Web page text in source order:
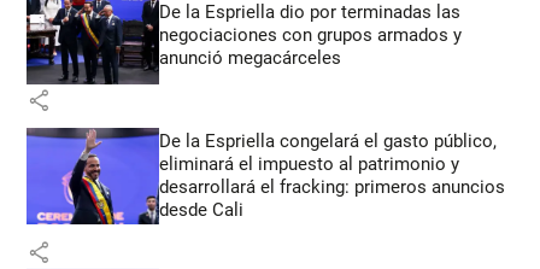
De la Espriella dio por terminadas las
negociaciones con grupos armados y
anunció megacárceles
share
De la Espriella congelará el gasto público,
eliminará el impuesto al patrimonio y
desarrollará el fracking: primeros anuncios
desde Cali
share